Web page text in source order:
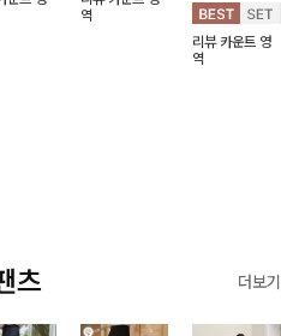
서도 시
이 더해져 편안
역
다. 코디 고민 없
이 한 벌만으로
도 내추럴하면서
리뷰 카운트 영
역
츠 더보기